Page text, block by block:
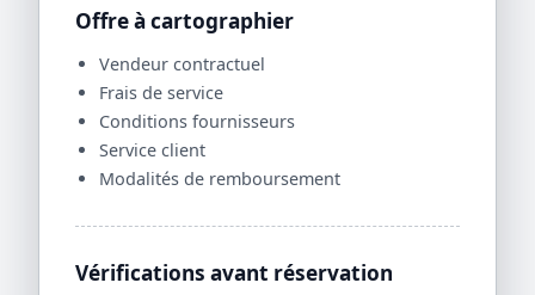
Offre à cartographier
Vendeur contractuel
Frais de service
Conditions fournisseurs
Service client
Modalités de remboursement
Vérifications avant réservation